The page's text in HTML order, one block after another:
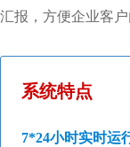
汇报，方便企业客
系统特点
7*24小时实时运